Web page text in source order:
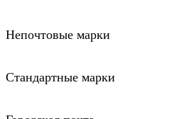
Непочтовые марки
Стандартные марки